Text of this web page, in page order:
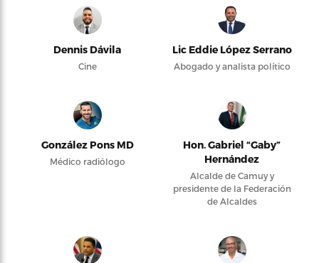
Dennis Dávila
Cine
Lic Eddie López Serrano
Abogado y analista político
González Pons MD
Médico radiólogo
Hon. Gabriel “Gaby”
Hernández
Alcalde de Camuy y
presidente de la Federación
de Alcaldes